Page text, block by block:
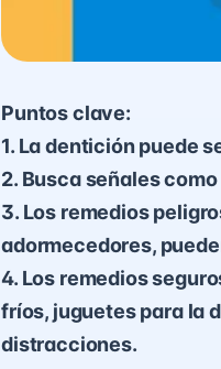
Puntos clave:
1. La dentición puede
2. Busca señales
3. Los remedios
adormecedores,
4. Los remedios
fríos, juguetes para la
distracciones.